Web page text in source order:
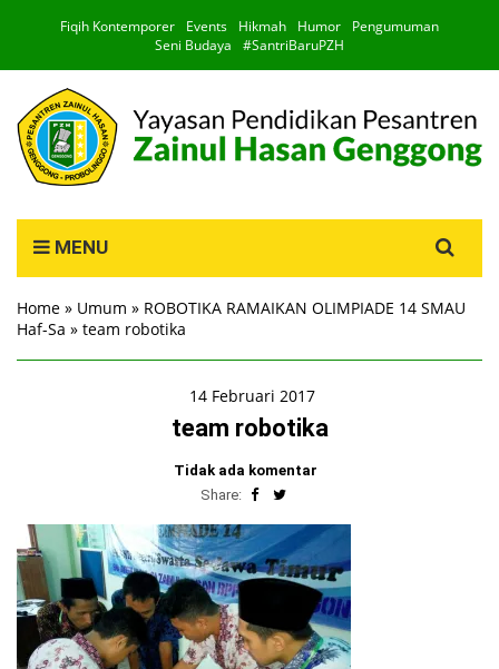
Fiqih Kontemporer Events Hikmah Humor
Pengumuman
Seni Budaya
#SantriBaruPZH
MENU
for:
Home » Umum » ROBOTIKA RAMAIKAN OLIMPIADE 14 SMAU
Haf-Sa » team robotika
14 Februari 2017
team robotika
Tidak ada komentar
Share: